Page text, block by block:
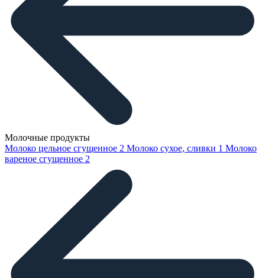
Молочные продукты
Молоко цельное сгущенное 2 Молоко сухое, сливки 1 Молоко
вареное сгущенное 2